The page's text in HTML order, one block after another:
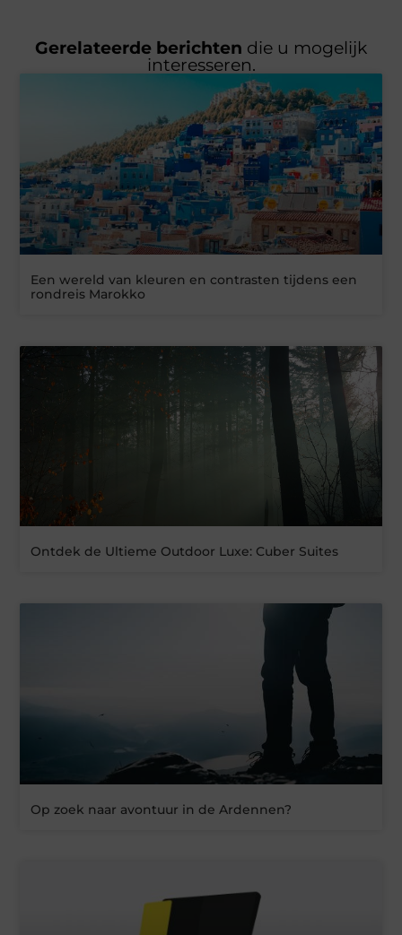
Gerelateerde berichten die u mogelijk
interesseren.
Een wereld van kleuren en contrasten tijdens een
rondreis Marokko
Ontdek de Ultieme Outdoor Luxe: Cuber Suites
Op zoek naar avontuur in de Ardennen?